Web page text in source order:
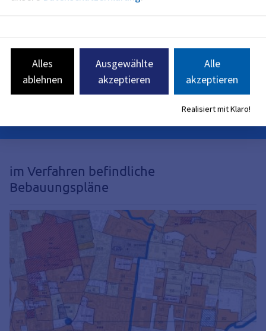
Weiher - Westufer
Quadratmetern ein attraktiver,
zeitgemäßer und sicherer Spiel-
und Aufenthaltsort für Kinder und
im Verfahren befindliche
Bebauungspläne
Alles
ablehnen
Ausgewählte
akzeptieren
Alle
akzeptieren
Realisiert mit Klaro!